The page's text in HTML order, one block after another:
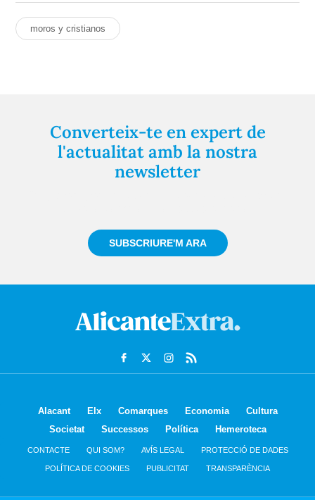
moros y cristianos
Converteix-te en expert de
l'actualitat amb la nostra
newsletter
SUBSCRIURE'M ARA
Alacant Elx Comarques Economia
Cultura
Societat
Successos Política Hemeroteca
CONTACTE QUI SOM? AVÍS LEGAL PROTECCIÓ DE DADES
POLÍTICA DE COOKIES PUBLICITAT TRANSPARÈNCIA